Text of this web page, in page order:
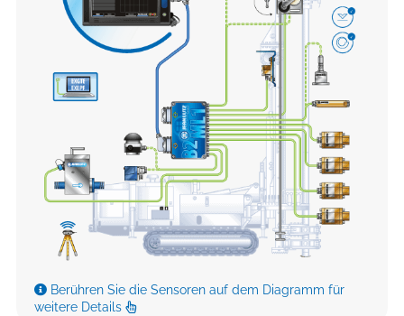
Berühren Sie die Sensoren auf dem Diagramm für
weitere Details